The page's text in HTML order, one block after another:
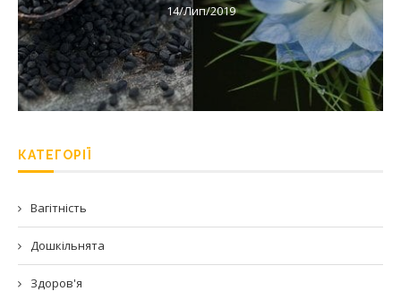
14/Лип/2019
КАТЕГОРІЇ
Вагітність
Дошкільнята
Здоров'я